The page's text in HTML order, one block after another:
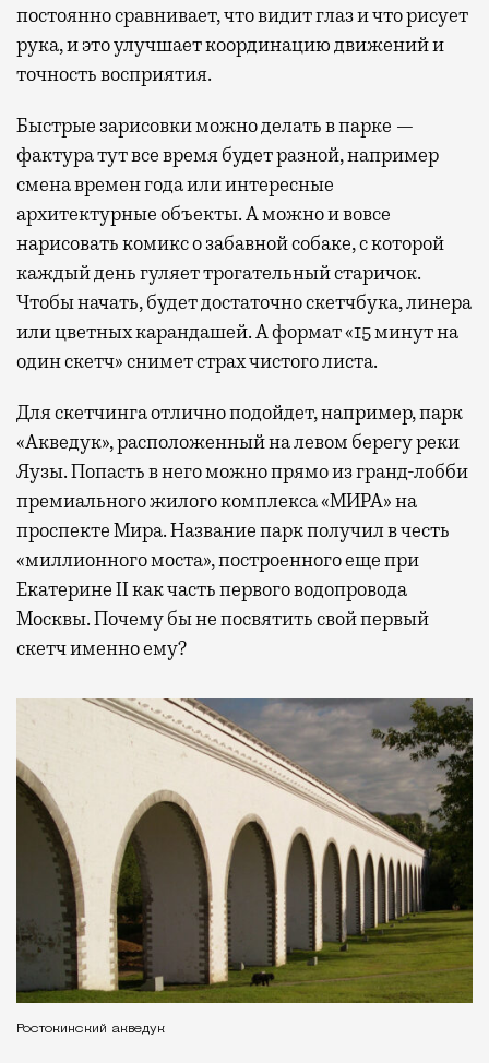
постоянно сравнивает, что видит глаз и что рисует
рука, и это улучшает координацию движений и
точность восприятия.
Быстрые зарисовки можно делать в парке —
фактура тут все время будет разной, например
смена времен года или интересные
архитектурные объекты. А можно и вовсе
нарисовать комикс о забавной собаке, с которой
каждый день гуляет трогательный старичок.
Чтобы начать, будет достаточно скетчбука, линера
или цветных карандашей. А формат «15 минут на
один скетч» снимет страх чистого листа.
Для скетчинга отлично подойдет, например, парк
«Акведук», расположенный на левом берегу реки
Яузы. Попасть в него можно прямо из гранд-лобби
премиального жилого комплекса «МИРА» на
проспекте Мира. Название парк получил в честь
«миллионного моста», построенного еще при
Екатерине II как часть первого водопровода
Москвы. Почему бы не посвятить свой первый
скетч именно ему?
Ростокинский акведук